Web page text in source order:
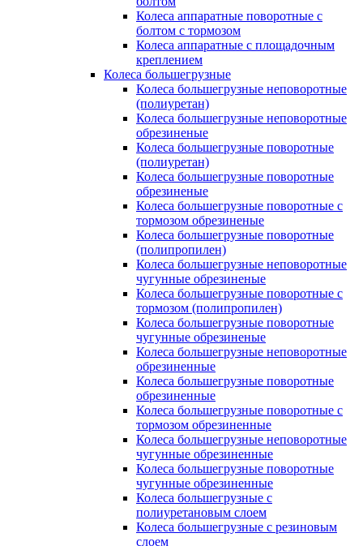
Колеса аппаратные поворотные с
болтом с тормозом
Колеса аппаратные с площадочным
креплением
Колеса большегрузные
Колеса большегрузные неповоротные
(полиуретан)
Колеса большегрузные неповоротные
обрезиненые
Колеса большегрузные поворотные
(полиуретан)
Колеса большегрузные поворотные
обрезиненые
Колеса большегрузные поворотные с
тормозом обрезиненые
Колеса большегрузные поворотные
(полипропилен)
Колеса большегрузные неповоротные
чугунные обрезиненые
Колеса большегрузные поворотные с
тормозом (полипропилен)
Колеса большегрузные поворотные
чугунные обрезиненые
Колеса большегрузные неповоротные
обрезиненные
Колеса большегрузные поворотные
обрезиненные
Колеса большегрузные поворотные с
тормозом обрезиненные
Колеса большегрузные неповоротные
чугунные обрезиненные
Колеса большегрузные поворотные
чугунные обрезиненные
Колеса большегрузные с
полиуретановым слоем
Колеса большегрузные с резиновым
слоем